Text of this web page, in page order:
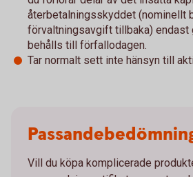
återbetalningsskyddet (nominellt
förvaltningsavgift tillbaka) endast
behålls till förfallodagen.
Tar normalt sett inte hänsyn till
Vill du köpa komplicerade